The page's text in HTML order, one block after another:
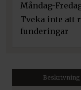
Måndag-
Tveka inte att
funderingar
Beskrivning